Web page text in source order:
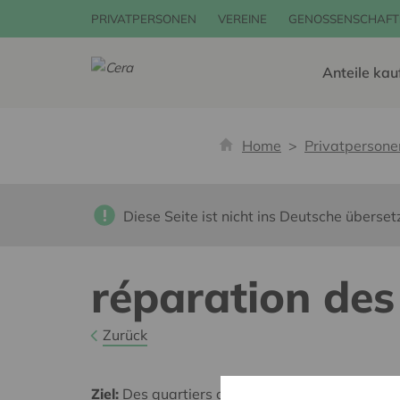
PRIVATPERSONEN VEREINE
Anteile
Home
Diese Seite ist nicht ins Deutsche
réparation
Zurück
Ziel: Des quartiers chaleureux et bienveillants